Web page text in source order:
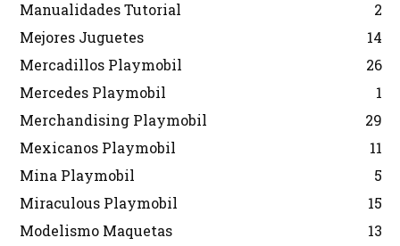
Manualidades Tutorial
2
Mejores Juguetes
14
Mercadillos Playmobil
26
Mercedes Playmobil
1
Merchandising Playmobil
29
Mexicanos Playmobil
11
Mina Playmobil
5
Miraculous Playmobil
15
Modelismo Maquetas
13